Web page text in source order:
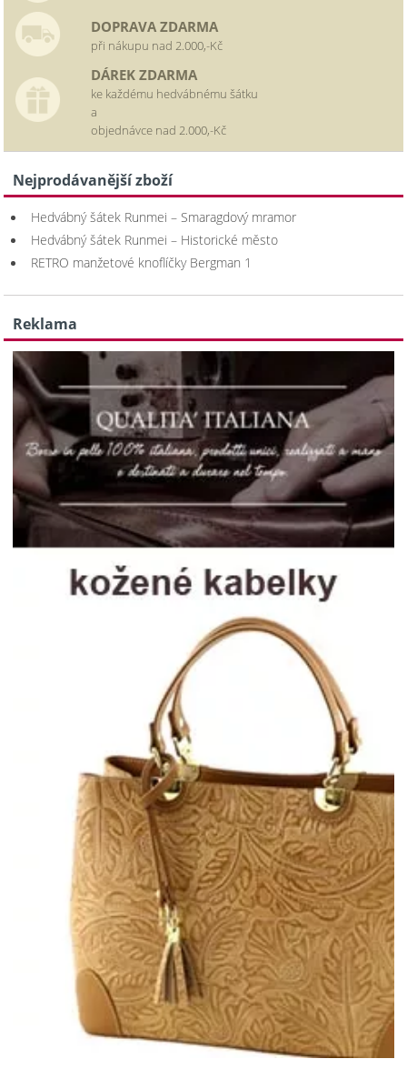
DOPRAVA ZDARMA
při nákupu nad 2.000,-Kč
DÁREK ZDARMA
ke každému hedvábnému šátku
a
objednávce nad 2.000,-Kč
Nejprodávanější zboží
Hedvábný šátek Runmei – Smaragdový mramor
Hedvábný šátek Runmei – Historické město
RETRO manžetové knoflíčky Bergman 1
Reklama